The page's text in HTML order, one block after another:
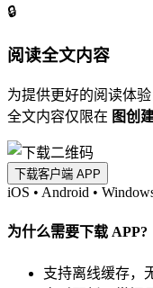
🔒
阅读全文内容
为提供更好的阅读体验
全文内容仅限在 图创
下载客户端 APP
iOS • Android •
为什么需要下载 APP?
支持离线缓存，